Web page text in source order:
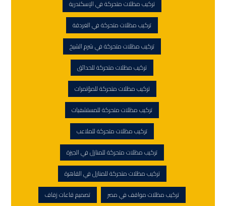
تركيب مظلات متحركة في الإسكندرية
تركيب مظلات متحركة في الغردقة
تركيب مظلات متحركة في شرم الشيخ
تركيب مظلات متحركة للحدائق
تركيب مظلات متحركة للمؤتمرات
تركيب مظلات متحركة للمستشفيات
تركيب مظلات متحركة للملاعب
تركيب مظلات متحركة للمنازل في الجيزة
تركيب مظلات متحركة للمنازل في القاهرة
تركيب مظلات مواقف في مصر
تصميم قاعات زفاف